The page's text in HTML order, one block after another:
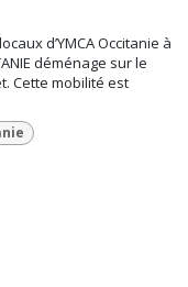
d’YMCA Occitanie à
déménage sur le
Cette mobilité est